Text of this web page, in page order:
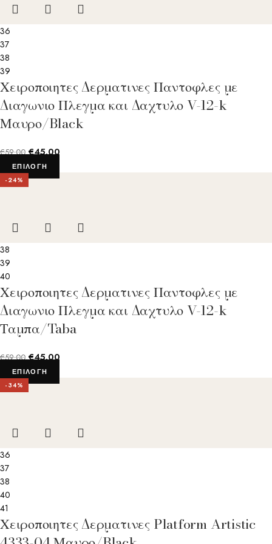
36
37
38
39
Χειροποιητες Δερματινες Παντοφλες με
Διαγωνιο Πλεγμα και Δαχτυλο V-12-k
Μαυρο/Black
€59.00 €45.00
ΕΠΙΛΟΓΉ
-24%
38
39
40
Χειροποιητες Δερματινες Παντοφλες με
Διαγωνιο Πλεγμα και Δαχτυλο V-12-k
Ταμπα/Taba
€59.00 €45.00
ΕΠΙΛΟΓΉ
-34%
36
37
38
40
41
Χειροποιητες Δερματινες Platform Artistic